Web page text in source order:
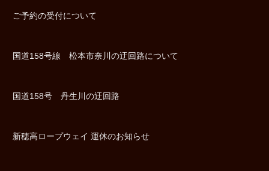
ご予約の受付について
国道158号線 松本市奈川の迂回路について
国道158号 丹生川の迂回路
新穂高ロープウェイ 運休のお知らせ